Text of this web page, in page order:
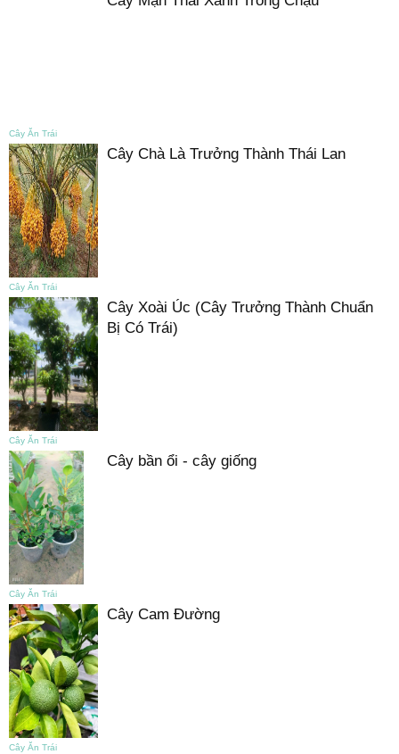
Cây Ăn Trái
Cây Ăn Trái
Cây Chà Là Trưởng Thành Thái Lan
Cây Ăn Trái
Cây Xoài Úc (Cây Trưởng Thành Chuẩn
Bị Có Trái)
Cây Ăn Trái
Cây bần ổi - cây giống
Cây Ăn Trái
Cây Cam Đường